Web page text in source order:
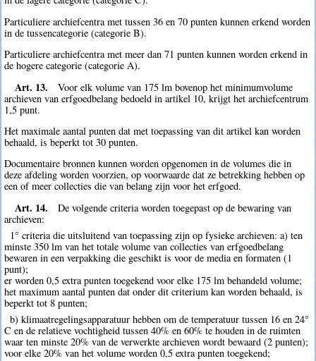
Particuliere archiefcentra met tussen 36 en 70 punten kunnen erkend worden
in de tussencategorie (categorie B).
Particuliere archiefcentra met meer dan 71 punten kunnen worden erkend in
de hogere categorie (categorie A).
Art. 13.
Voor elk volume van 175 lm bovenop het minimumvolume
archieven van erfgoedbelang bedoeld in artikel 10, krijgt het archiefcentrum
1,5 punt.
Het maximale aantal punten dat met toepassing van dit artikel kan worden
behaald, is beperkt tot 30 punten.
Documentaire bronnen kunnen worden opgenomen in de volumes die in
deze afdeling worden voorzien, op voorwaarde dat ze betrekking hebben op
een of meer collecties die van belang zijn voor het erfgoed.
Art. 14.
De volgende criteria worden toegepast op de bewaring van
archieven:
1° criteria die uitsluitend van toepassing zijn op fysieke archieven: a) ten
minste 350 lm van het totale volume van collecties van erfgoedbelang
bewaren in een verpakking die geschikt is voor de media en formaten (1
punt);
er worden 0,5 extra punten toegekend voor elke 175 lm behandeld volume;
het maximum aantal punten dat onder dit criterium kan worden behaald, is
beperkt tot 8 punten;
b) klimaatregelingsapparatuur hebben om de temperatuur tussen 16 en 24°
C en de relatieve vochtigheid tussen 40% en 60% te houden in de ruimten
waar ten minste 20% van de verwerkte archieven wordt bewaard (2 punten);
voor elke 20% van het volume worden 0,5 extra punten toegekend;